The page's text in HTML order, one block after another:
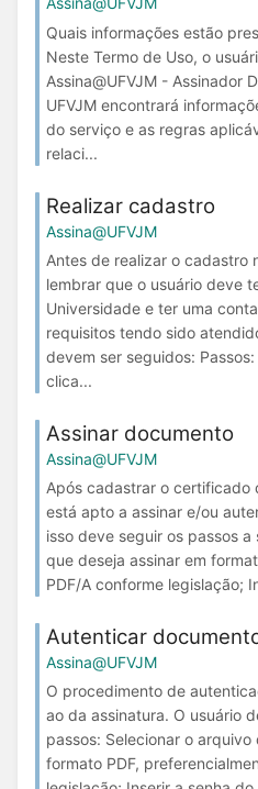
Quais informações estão
Neste Termo de Uso, o
Assina@UFVJM - Assinador
UFVJM encontrará
do serviço e as regras
relaci...
Realizar cadastro
Assina@UFVJM
Antes de realizar o cadastro
lembrar que o usuário deve
Universidade e ter uma
requisitos tendo sido
devem ser seguidos:
clica...
Assinar documento
Assina@UFVJM
Após cadastrar o certificado
está apto a assinar e/ou
isso deve seguir os passos
que deseja assinar em
PDF/A conforme legislação;
Autenticar
Assina@UFVJM
O procedimento de
ao da assinatura. O usuário
passos: Selecionar o arquivo
formato PDF,